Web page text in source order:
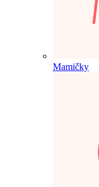
Mamičky